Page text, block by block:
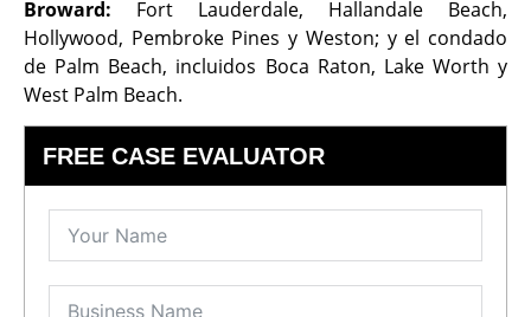
Broward: Fort Lauderdale, Hallandale Beach,
Hollywood, Pembroke Pines y Weston; y el condado
de Palm Beach, incluidos Boca Raton, Lake Worth y
West Palm Beach.
FREE CASE EVALUATOR